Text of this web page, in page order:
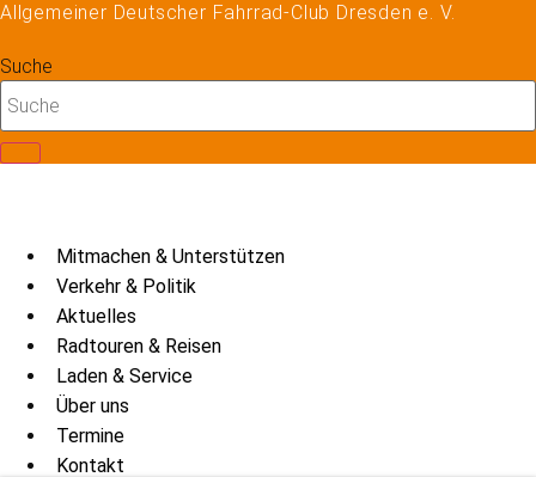
Zum
springen
Allgemeiner Deutscher Fahrrad-Club Dresden e. V.
Suche
Mitmachen & Unterstützen
Verkehr & Politik
Aktuelles
Radtouren & Reisen
Laden & Service
Über uns
Termine
Kontakt